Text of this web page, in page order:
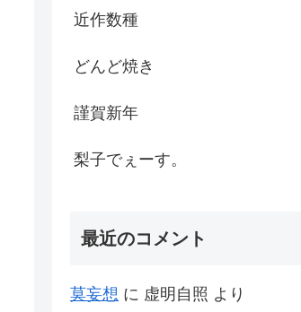
近作数種
どんど焼き
謹賀新年
梨子でぇーす。
最近のコメント
莫妄想 に 虚明自照 より